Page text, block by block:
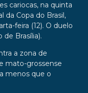
cariocas, na quinta
da Copa do Brasil,
feira (12). O duelo
de Brasília).
a zona de
mato-grossense
menos que o